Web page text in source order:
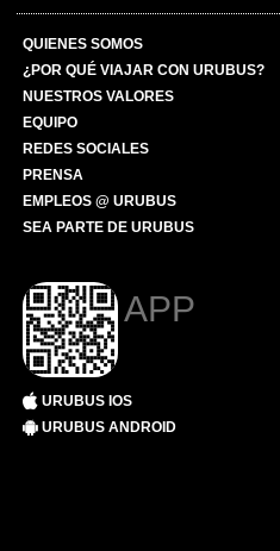
QUIENES SOMOS
¿POR QUÉ VIAJAR CON URUBUS?
NUESTROS VALORES
EQUIPO
REDES SOCIALES
PRENSA
EMPLEOS @ URUBUS
SEA PARTE DE URUBUS
APP
URUBUS IOS
URUBUS ANDROID